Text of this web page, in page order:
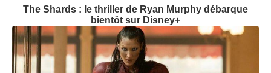
The Shards : le thriller de Ryan Murphy débarque
bientôt sur Disney+